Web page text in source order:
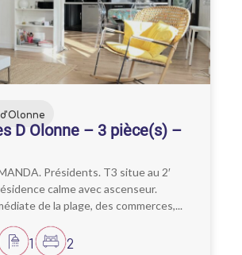
D Olonne – 3 pièce(s) –
Présidents. T3 situe au 2′
calme avec ascenseur.
de la plage, des commerces,...
1 2